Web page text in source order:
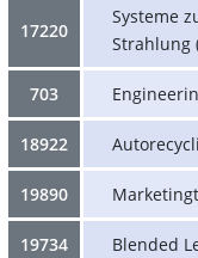
17220
Systeme
Strahlung
703
18922
19890
19734 Blended